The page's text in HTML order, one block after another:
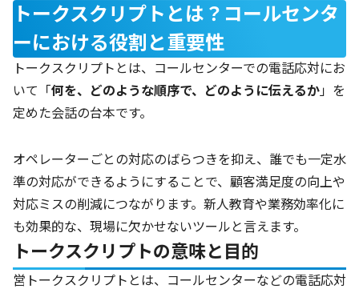
トークスクリプトとは？コールセンタ
ーにおける役割と重要性
トークスクリプトとは、コールセンターでの電話応対にお
いて「何を、どのような順序で、どのように伝えるか」を
定めた会話の台本です。
オペレーターごとの対応のばらつきを抑え、誰でも一定水
準の対応ができるようにすることで、顧客満足度の向上や
対応ミスの削減につながります。新人教育や業務効率化に
も効果的な、現場に欠かせないツールと言えます。
トークスクリプトの意味と目的
営トークスクリプトとは、コールセンターなどの電話応対